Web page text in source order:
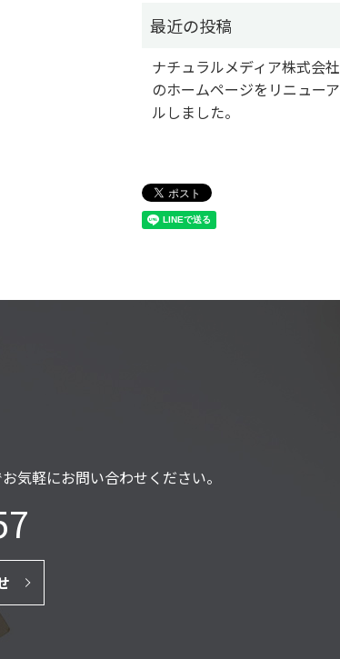
ナチュラルメディア株式会社
のホームページをリニューア
ルしました。
お気軽にお問い合わせください。